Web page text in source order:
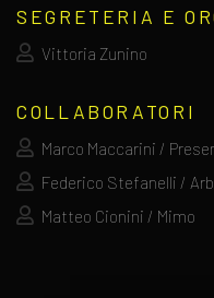
SEGRETERIA E
Vittoria Zunino
COLLABORATORI
Marco Maccarini /
Federico Stefanelli /
Matteo Cionini / Mimo